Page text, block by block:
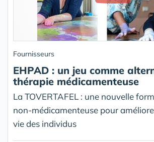
Fournisseurs
EHPAD : un jeu comme
thérapie médicamenteuse
La TOVERTAFEL : une nouvelle
non-médicamenteuse pour
vie des individus